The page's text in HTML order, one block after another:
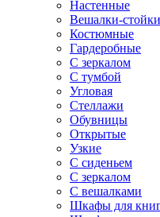
Настенные
Вешалки-стойки
Костюмные
Гардеробные
С зеркалом
С тумбой
Угловая
Стеллажи
Обувницы
Открытые
Узкие
С сиденьем
С зеркалом
С вешалками
Шкафы для